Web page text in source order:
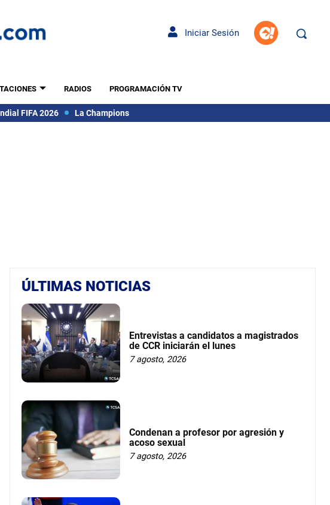
Iniciar Sesión
RADIOS PROGRAMACIÓN TV
FIFA 2026 La Champions
ÚLTIMAS NOTICIAS
Entrevistas a candidatos a magistrados
de CCR iniciarán el lunes
7 agosto, 2026
Condenan a profesor por agresión y
acoso sexual
7 agosto, 2026